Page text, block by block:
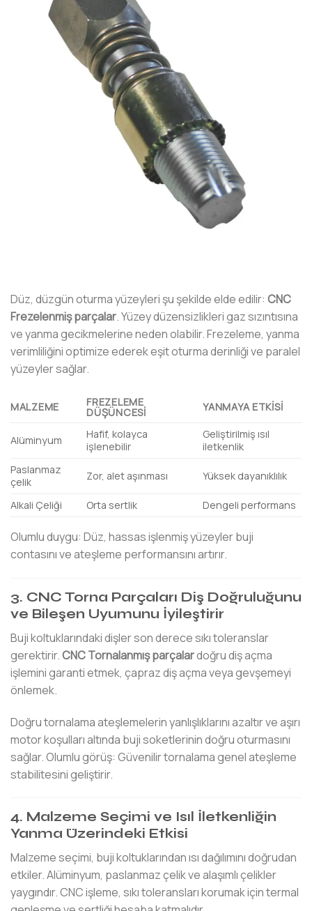
Düz, düzgün oturma yüzeyleri şu şekilde elde edilir: CNC
Frezelenmiş parçalar. Yüzey düzensizlikleri gaz sızıntısına
ve yanma gecikmelerine neden olabilir. Frezeleme, yanma
verimliliğini optimize ederek eşit oturma derinliği ve paralel
yüzeyler sağlar.
MALZEME FREZELEME
DÜŞÜNCESI YANMAYA ETKISI
Alüminyum
Hafif, kolayca
işlenebilir
Geliştirilmiş ısıl
iletkenlik
Paslanmaz
çelik
Zor, alet aşınması Yüksek dayanıklılık
Alkali Çeliği Orta sertlik Dengeli performans
Olumlu duygu: Düz, hassas işlenmiş yüzeyler buji
contasını ve ateşleme performansını artırır.
3. CNC Torna Parçaları Diş Doğruluğunu
ve Bileşen Uyumunu İyileştirir
Buji koltuklarındaki dişler son derece sıkı toleranslar
gerektirir.CNC Tornalanmış parçalardoğru diş açma
işlemini garanti etmek, çapraz diş açma veya gevşemeyi
önlemek.
Doğru tornalama ateşlemelerin yanlışlıklarını azaltır ve aşırı
motor koşulları altında buji soketlerinin doğru oturmasını
sağlar. Olumlu görüş: Güvenilir tornalama genel ateşleme
stabilitesini geliştirir.
4. Malzeme Seçimi ve Isıl İletkenliğin
Yanma Üzerindeki Etkisi
Malzeme seçimi, buji koltuklarından ısı dağılımını doğrudan
etkiler. Alüminyum, paslanmaz çelik ve alaşımlı çelikler
yaygındır. CNC işleme, sıkı toleransları korumak için termal